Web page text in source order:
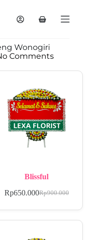
Wonogiri
Comments
Blissful
Rp900.000
Rp650.000